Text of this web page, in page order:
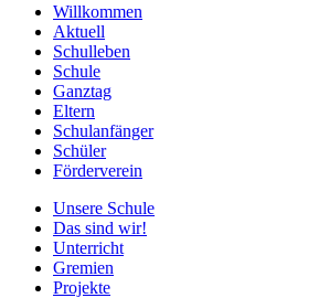
Willkommen
Aktuell
Schulleben
Schule
Ganztag
Eltern
Schulanfänger
Schüler
Förderverein
Unsere Schule
Das sind wir!
Unterricht
Gremien
Projekte